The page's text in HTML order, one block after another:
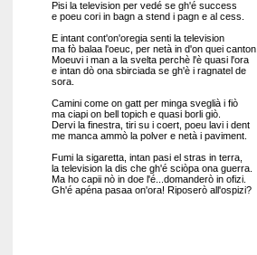
Pisi la television per vedé se gh'é success
e poeu cori in bagn a stend i pagn e al cess.
E intant cont'on'oregia senti la television
ma fò balaa l'oeuc, per netà in d'on quei canton.
Moeuvi i man a la svelta perchè l'è quasi l'ora
e intan dò ona sbirciada se gh'è i ragnatel de
sora.
Camini come on gatt per minga sveglià i fiò
ma ciapi on bell topich e quasi borli giò.
Dervi la finestra, tiri su i coert, poeu lavi i dent
me manca ammò la polver e netà i paviment.
Fumi la sigaretta, intan pasi el stras in terra,
la television la dis che gh'é sciòpa ona guerra.
Ma ho capii nò in doe l'é...domanderò in ofizi.
Gh'é apéna pasaa on'ora! Riposerò all'ospizi?